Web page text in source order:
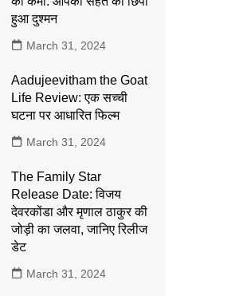
हुआ दुश्मन
March 31, 2024
Aadujeevitham the Goat
Life Review: एक सच्ची
घटना पर आधारित फिल्म
March 31, 2024
The Family Star
Release Date: विजय
देवरकोंडा और मृणाल ठाकुर की
जोड़ी का जलवा, जानिए रिलीज
डेट
March 31, 2024